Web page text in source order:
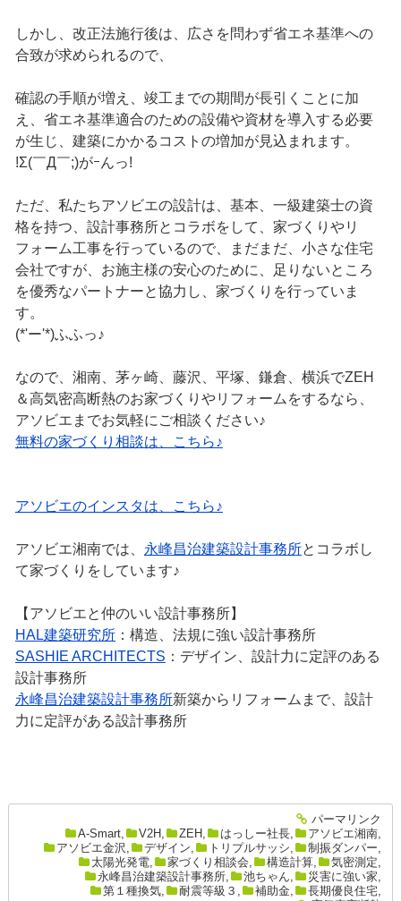
しかし、改正法施行後は、広さを問わず省エネ基準への
合致が求められるので、
確認の手順が増え、竣工までの期間が長引くことに加
え、省エネ基準適合のための設備や資材を導入する必要
が生じ、建築にかかるコストの増加が見込まれます。
!Σ(￣Д￣;)がｰんっ!
ただ、私たちアソビエの設計は、基本、一級建築士の資
格を持つ、設計事務所とコラボをして、家づくりやリ
フォーム工事を行っているので、まだまだ、小さな住宅
会社ですが、お施主様の安心のために、足りないところ
を優秀なパートナーと協力し、家づくりを行っていま
す。
(*'ー'*)ふふっ♪
なので、湘南、茅ヶ崎、藤沢、平塚、鎌倉、横浜でZEH
＆高気密高断熱のお家づくりやリフォームをするなら、
アソビエまでお気軽にご相談ください♪
無料の家づくり相談は、こちら♪
アソビエのインスタは、こちら♪
アソビエ湘南では、 永峰昌治建築設計事務所とコラボし
て家づくりをしています♪
【アソビエと仲のいい設計事務所】
HAL建築研究所：構造、法規に強い設計事務所
SASHIE ARCHITECTS ：デザイン、設計力に定評のある
設計事務所
永峰昌治建築設計事務所新築からリフォームまで、設計
力に定評がある設計事務所
entry2659
パーマリンク
A-Smart, V2H , ZEH , はっしー社長, アソビエ湘南,
アソビエ金沢 , デザイン, トリプルサッシ, 制振ダンパー,
太陽光発電, 家づくり相談会, 構造計算, 気密測定,
永峰昌治建築設計事務所, 池ちゃん, 災害に強い家,
第１種換気, 耐震等級３ , 補助金, 長期優良住宅,